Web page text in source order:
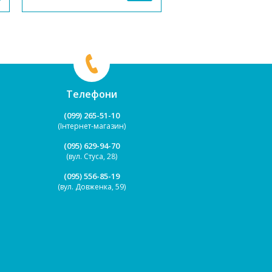
підходить для спільних занять,
ігор та навчання, що сприяє
Телефони
(099) 265-51-10
(Інтернет-магазин)
(095) 629-94-70
(вул. Стуса, 28)
(095) 556-85-19
(вул. Довженка, 59)